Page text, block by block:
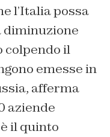
l’Italia possa
diminuzione
colpendo il
emesse in
afferma
aziende
il quinto